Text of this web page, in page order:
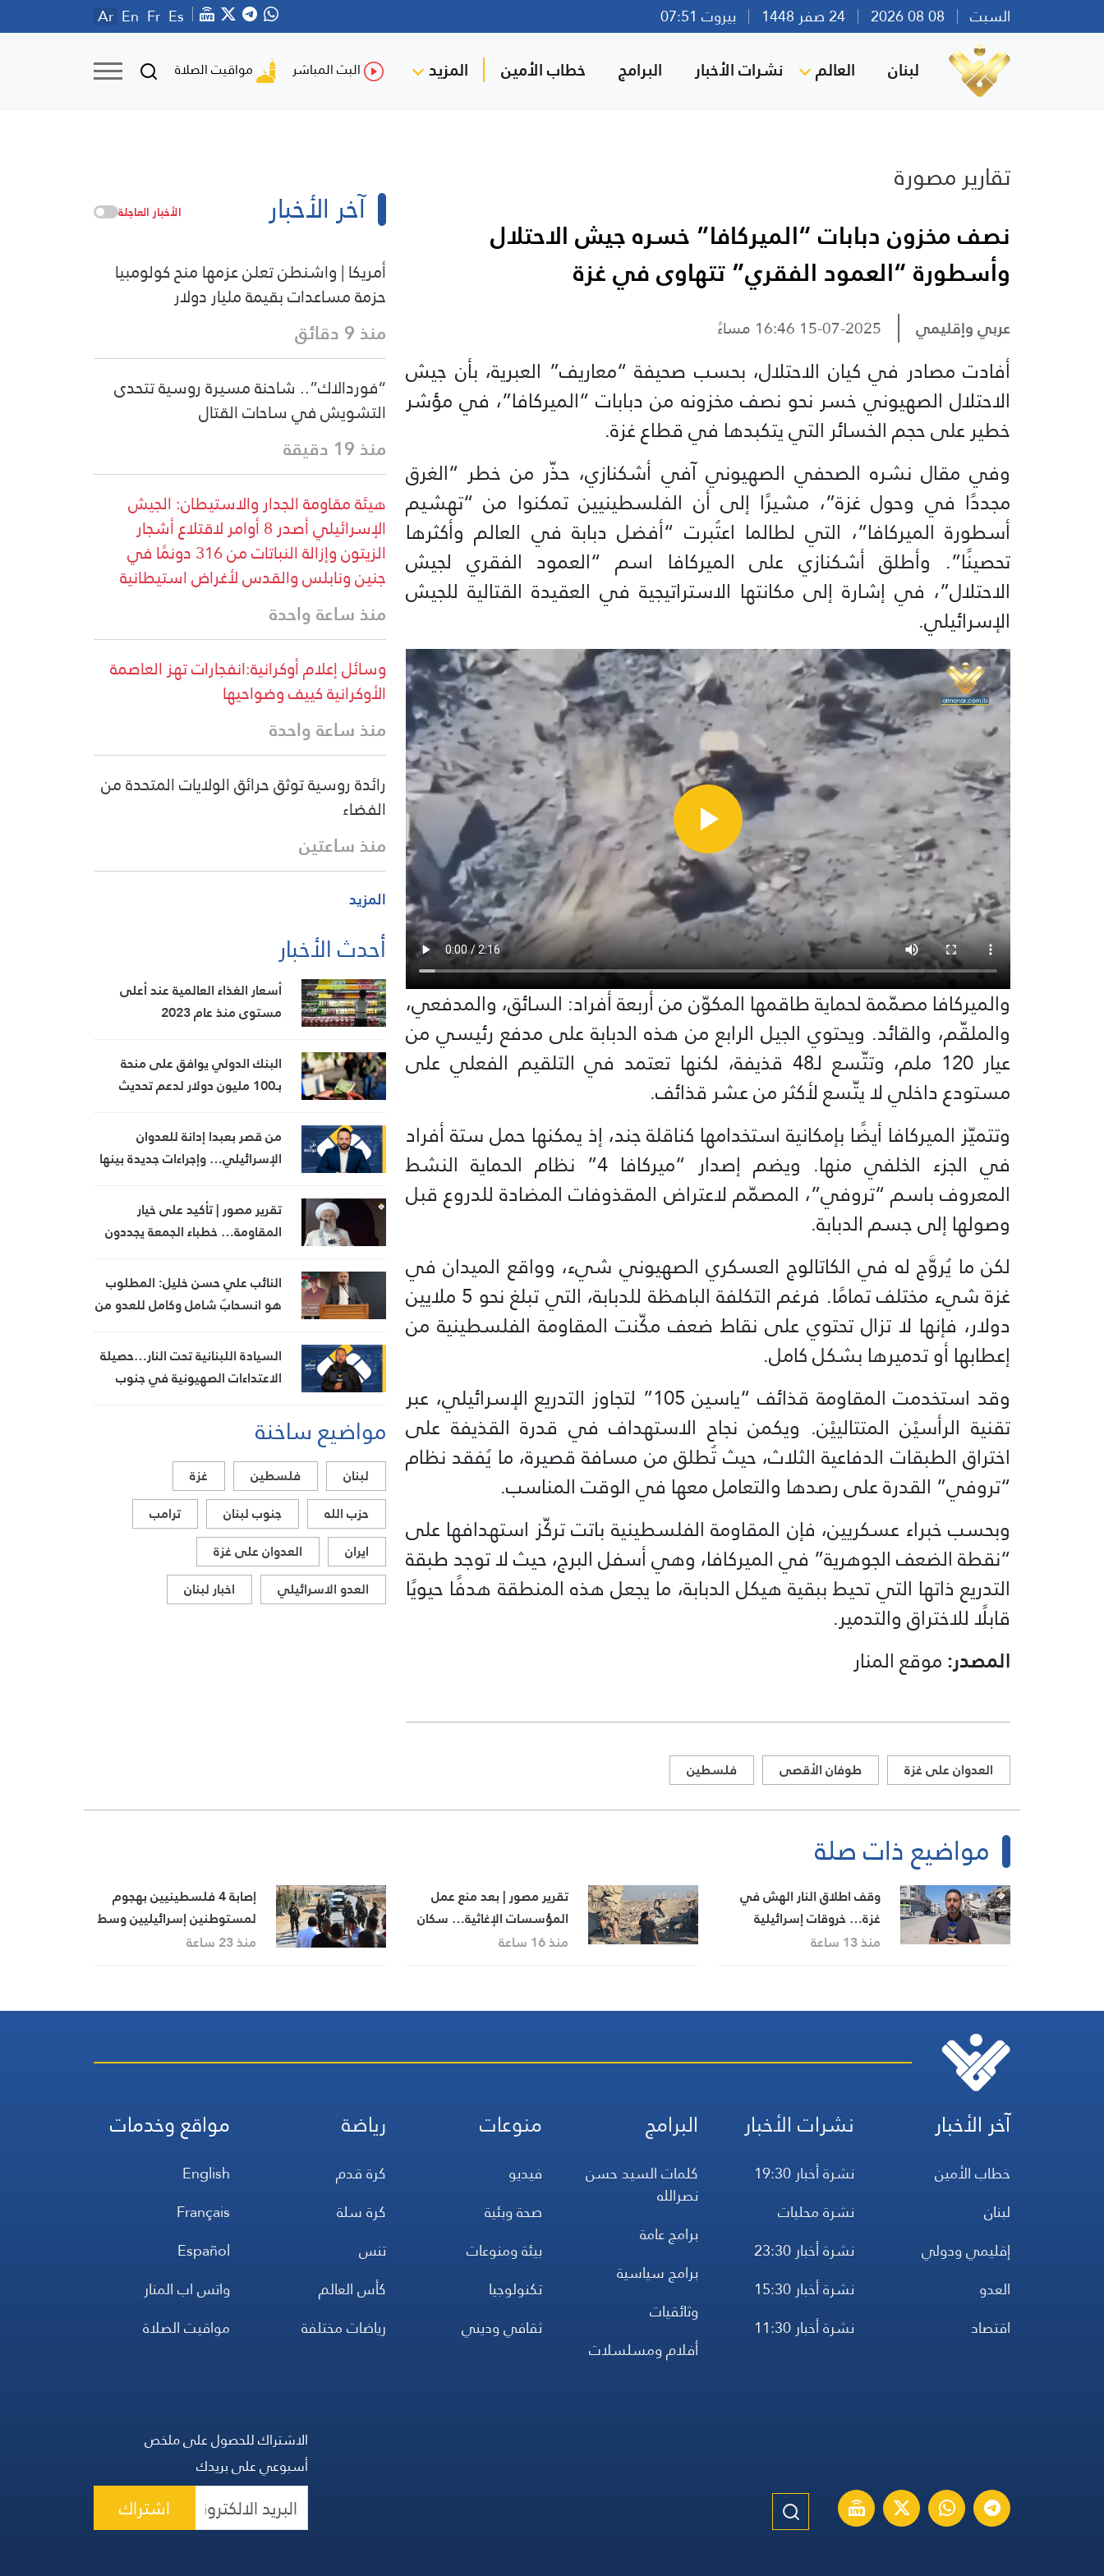
السبت بيروت 07:51 Ar En Fr Es
لبنان العالم نشرات الأخبار البرامج خطاب الأمين المزيد البث المباشر مواقيت الصلاة
تقارير مصورة
نصف مخزون دبابات “الميركافا” خسره جيش الاحتلال
وأسطورة “العمود الفقري” تتهاوى في غزة
عربي وإقليمي 15-07-2025 16:46 مساءً
أفادت مصادر في كيان الاحتلال، بحسب صحيفة “معاريف” العبرية، بأن جيش
الاحتلال الصهيوني خسر نحو نصف مخزونه من دبابات “الميركافا”، في مؤشر
خطير على حجم الخسائر التي يتكبدها في قطاع غزة.
وفي مقال نشره الصحفي الصهيوني آفي أشكنازي، حذّر من خطر “الغرق
مجددًا في وحول غزة”، مشيرًا إلى أن الفلسطينيين تمكنوا من “تهشيم
أسطورة الميركافا”، التي لطالما اعتُبرت “أفضل دبابة في العالم وأكثرها
تحصينًا”. وأطلق أشكنازي على الميركافا اسم “العمود الفقري لجيش
الاحتلال”، في إشارة إلى مكانتها الاستراتيجية في العقيدة القتالية للجيش
الإسرائيلي.
والميركافا مصمّمة لحماية طاقمها المكوّن من أربعة أفراد: السائق، والمدفعي،
والملقّم، والقائد. ويحتوي الجيل الرابع من هذه الدبابة على مدفع رئيسي من
عيار 120 ملم، وتتّسع لـ48 قذيفة، لكنها تعتمد في التلقيم الفعلي على
مستودع داخلي لا يتّسع لأكثر من عشر قذائف.
وتتميّز الميركافا أيضًا بإمكانية استخدامها كناقلة جند، إذ يمكنها حمل ستة أفراد
في الجزء الخلفي منها. ويضم إصدار “ميركافا 4” نظام الحماية النشط
المعروف باسم “تروفي”، المصمّم لاعتراض المقذوفات المضادة للدروع قبل
وصولها إلى جسم الدبابة.
لكن ما يُروَّج له في الكاتالوج العسكري الصهيوني شيء، وواقع الميدان في
غزة شيء مختلف تمامًا. فرغم التكلفة الباهظة للدبابة، التي تبلغ نحو 5 ملايين
دولار، فإنها لا تزال تحتوي على نقاط ضعف مكّنت المقاومة الفلسطينية من
إعطابها أو تدميرها بشكل كامل.
وقد استخدمت المقاومة قذائف “ياسين 105” لتجاوز التدريع الإسرائيلي، عبر
تقنية الرأسيْن المتتالييْن. ويكمن نجاح الاستهداف في قدرة القذيفة على
اختراق الطبقات الدفاعية الثلاث، حيث تُطلق من مسافة قصيرة، ما يُفقد نظام
“تروفي” القدرة على رصدها والتعامل معها في الوقت المناسب.
وبحسب خبراء عسكريين، فإن المقاومة الفلسطينية باتت تركّز استهدافها على
“نقطة الضعف الجوهرية” في الميركافا، وهي أسفل البرج، حيث لا توجد طبقة
التدريع ذاتها التي تحيط ببقية هيكل الدبابة، ما يجعل هذه المنطقة هدفًا حيويًا
قابلًا للاختراق والتدمير.
المصدر:موقع المنار
العدوان على غزة طوفان الأقصى فلسطين
آخر الأخبار الأخبار العاجلة
أمريكا | واشنطن تعلن عزمها منح كولومبيا
حزمة مساعدات بقيمة مليار دولار
منذ 9 دقائق
“فوردالاك”.. شاحنة مسيرة روسية تتحدى
التشويش في ساحات القتال
منذ 19 دقيقة
هيئة مقاومة الجدار والاستيطان: الجيش
الإسرائيلي أصدر 8 أوامر لاقتلاع أشجار
الزيتون وإزالة النباتات من 316 دونمًا في
جنين ونابلس والقدس لأغراض استيطانية
منذ ساعة واحدة
وسائل إعلام أوكرانية:انفجارات تهز العاصمة
الأوكرانية كييف وضواحيها
منذ ساعة واحدة
رائدة روسية توثق حرائق الولايات المتحدة من
الفضاء
منذ ساعتين
المزيد
أحدث الأخبار
أسعار الغذاء العالمية عند أعلى
مستوى منذ عام 2023
البنك الدولي يوافق على منحة
بـ100 مليون دولار لدعم تحديث
من قصر بعبدا إدانة للعدوان
الإسرائيلي… وإجراءات جديدة بينها
تقرير مصور | تأكيد على خيار
المقاومة… خطباء الجمعة يجددون
النائب علي حسن خليل: المطلوب
هو انسحابٌ شامل وكامل للعدو من
السيادة اللبنانية تحت النار…حصيلة
الاعتداءات الصهيونية في جنوب
مواضيع ساخنة
لبنان فلسطين
غزة
حزب الله
جنوب لبنان
ترامب
ايران
العدوان على غزة
العدو الاسرائيلي
اخبار لبنان
مواضيع ذات صلة
وقف اطلاق النار الهش في
غزة… خروقات إسرائيلية
متواصلة
منذ 13 ساعة
تقرير مصور | بعد منع عمل
المؤسسات الإغاثية… سكان
المناطق البرتقالية يواجهون
منذ 16 ساعة
إصابة 4 فلسطينيين بهجوم
لمستوطنين إسرائيليين وسط
الضفة الغربية
منذ 23 ساعة
آخر الأخبار
خطاب الأمين
لبنان
إقليمي ودولي
العدو
اقتصاد
نشرات الأخبار
نشرة أخبار 19:30
نشرة محليات
نشرة أخبار 23:30
نشرة أخبار 15:30
نشرة أخبار 11:30
البرامج
كلمات السيد حسن
نصرالله
برامج عامة
برامج سياسية
وثائقيات
أفلام ومسلسلات
منوعات
فيديو
صحة وبئية
بيئة ومنوعات
تكنولوجيا
ثقافي وديني
رياضة
كرة قدم
كرة سلة
تنس
كأس العالم
رياضات مختلفة
مواقع وخدمات
English
Français
Español
واتس اب المنار
مواقيت الصلاة
الاشتراك للحصول على ملخص
أسبوعي على بريدك
اشتراك